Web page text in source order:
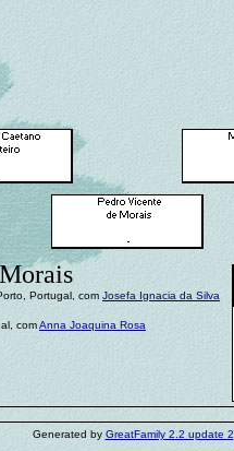
Portugal, com Josefa Ignacia da Silva
comAnna Joaquina Rosa
Generated by GreatFamily 2.2 update 2